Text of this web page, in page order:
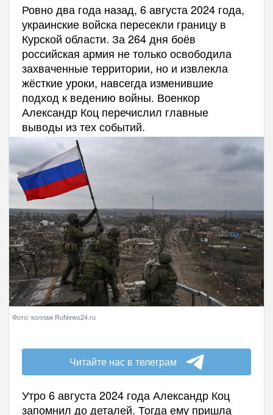
Ровно два года назад, 6 августа 2024 года,
украинские войска пересекли границу в
Курской области. За 264 дня боёв
российская армия не только освободила
захваченные территории, но и извлекла
жёсткие уроки, навсегда изменившие
подход к ведению войны. Военкор
Александр Коц перечислил главные
выводы из тех событий.
Фото: коллаж RuNews24.ru
Читайте нас в телеграм
Утро 6 августа 2024 года Александр Коц
запомнил до деталей. Тогда ему пришла